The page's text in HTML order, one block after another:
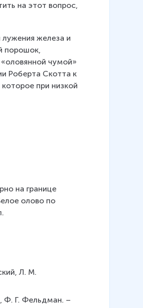
на этот вопрос,
железа и
порошок,
чумой»
Роберта Скотта к
при низкой
на границе
олово по
Л. М.
Ф. Г. Фельдман. –